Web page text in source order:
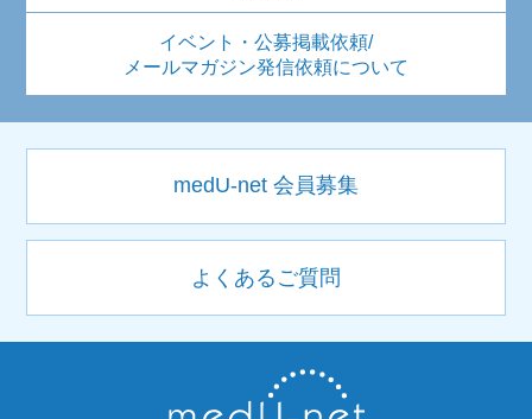
イベント・公募掲載依頼/
メールマガジン発信依頼について
medU-net 会員募集
よくあるご質問